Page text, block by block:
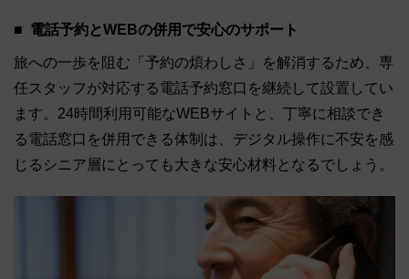
電話予約とWEBの併用で安心のサポート
旅への一歩を阻む「予約の煩わしさ」を解消するため、専
任スタッフが対応する電話予約窓口を継続して設置してい
ます。24時間利用可能なWEBサイトと、丁寧に相談でき
る電話窓口を併用できる体制は、デジタル操作に不安を感
じるシニア層にとっても大きな安心材料となるでしょう。